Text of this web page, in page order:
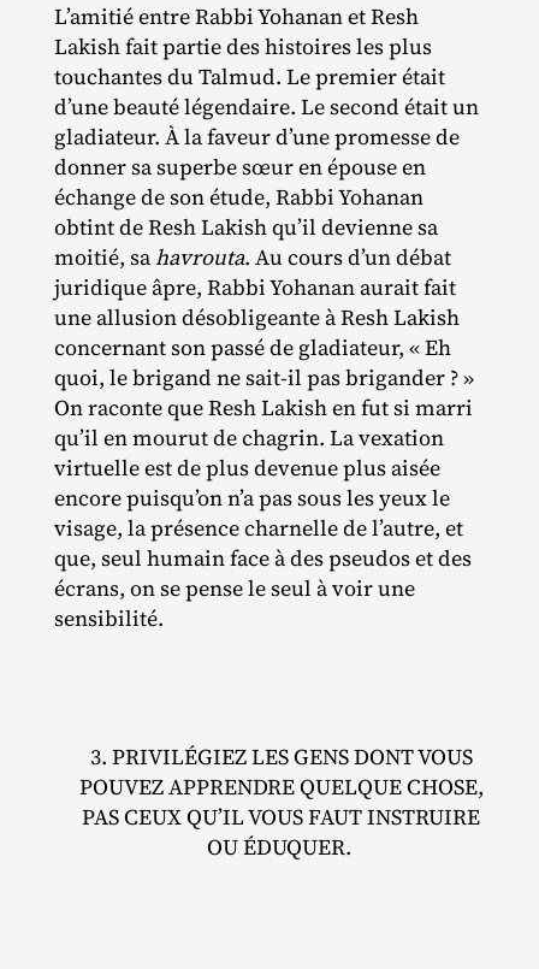
L’amitié entre Rabbi Yohanan et Resh
Lakish fait partie des histoires les plus
touchantes du Talmud. Le premier était
d’une beauté légendaire. Le second était un
gladiateur. À la faveur d’une promesse de
donner sa superbe sœur en épouse en
échange de son étude, Rabbi Yohanan
obtint de Resh Lakish qu’il devienne sa
moitié, sahavrouta. Au cours d’un débat
juridique âpre, Rabbi Yohanan aurait fait
une allusion désobligeante à Resh Lakish
concernant son passé de gladiateur, « Eh
quoi, le brigand ne sait‐​il pas brigander ? »
On raconte que Resh Lakish en fut si marri
qu’il en mourut de chagrin. La vexation
virtuelle est de plus devenue plus aisée
encore puisqu’on n’a pas sous les yeux le
visage, la présence charnelle de l’autre, et
que, seul humain face à des pseudos et des
écrans, on se pense le seul à voir une
sensibilité.
3. PRIVILÉGIEZ LES GENS DONT VOUS
POUVEZ APPRENDRE QUELQUE CHOSE,
PAS CEUX QU’IL VOUS FAUT INSTRUIRE
OU ÉDUQUER.